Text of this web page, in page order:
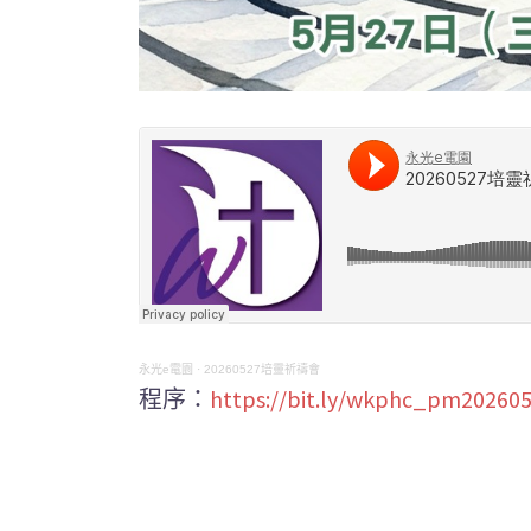
永光e電園 · 20260527培靈祈禱會
程序： https://bit.ly/